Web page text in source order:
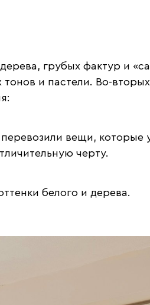
грубых фактур и
и пастели. Во-
вещи, которые
черту.
белого и дерева.